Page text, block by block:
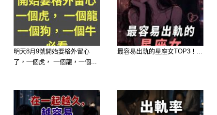
–
–
明天8月9號開始要格外留心
了，一個虎， 一個龍，一個...
最容易出軌的星座女TOP3！...